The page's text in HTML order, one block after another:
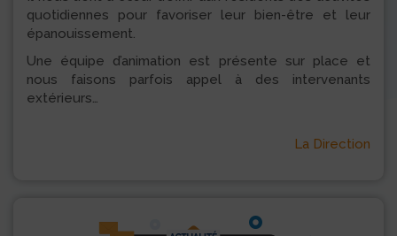
quotidiennes pour favoriser leur bien-être et leur
épanouissement.
Une équipe d’animation est présente sur place et
nous faisons parfois appel à des intervenants
extérieurs…
La Direction